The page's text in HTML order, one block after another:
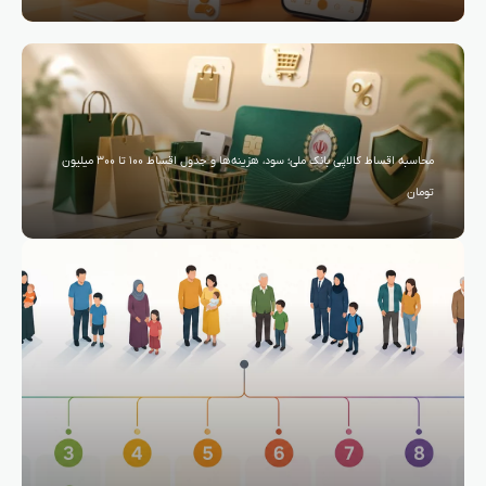
محاسبه اقساط کالاپی بانک ملی؛ سود، هزینه‌ها و جدول اقساط ۱۰۰ تا ۳۰۰ میلیون
تومان